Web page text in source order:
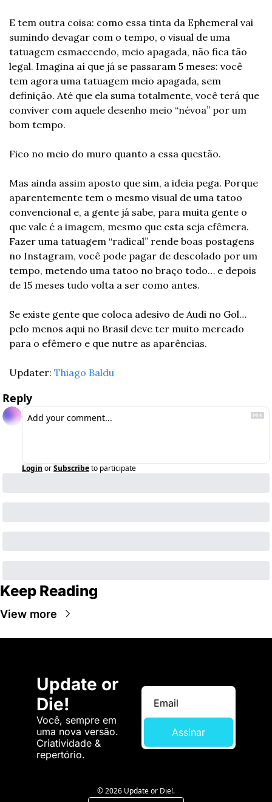
E tem outra coisa: como essa tinta da Ephemeral vai
sumindo devagar com o tempo, o visual de uma
tatuagem esmaecendo, meio apagada, não fica tão
legal. Imagina aí que já se passaram 5 meses: você
tem agora uma tatuagem meio apagada, sem
definição. Até que ela suma totalmente, você terá que
conviver com aquele desenho meio “névoa” por um
bom tempo.
Fico no meio do muro quanto a essa questão.
Mas ainda assim aposto que sim, a ideia pega. Porque
aparentemente tem o mesmo visual de uma tatoo
convencional e, a gente já sabe, para muita gente o
que vale é a imagem, mesmo que esta seja efêmera.
Fazer uma tatuagem “radical” rende boas postagens
no Instagram, você pode pagar de descolado por um
tempo, metendo uma tatoo no braço todo… e depois
de 15 meses tudo volta a ser como antes.
Se existe gente que coloca adesivo de Audi no Gol…
pelo menos aqui no Brasil deve ter muito mercado
para o efêmero e que nutre as aparências.
Updater: Thiago Baldu
Reply
Login orSubscribeto participate
Keep Reading
View more
Update or
Die!
Você, sempre em
uma nova versão.
Criatividade &
repertório.
Assinar
© 2026 Update or Die!.